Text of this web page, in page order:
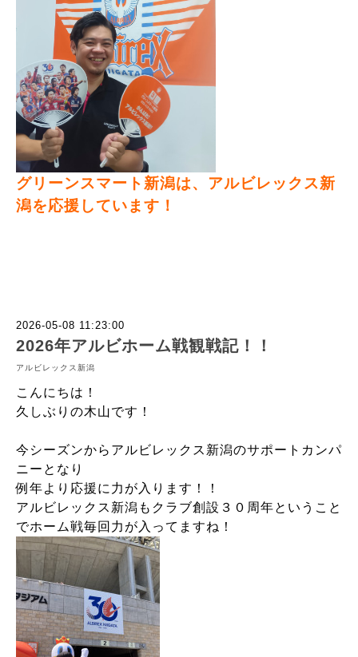
グリーンスマート新潟は、アルビレックス新
潟を応援しています！
2026-05-08 11:23:00
2026年アルビホーム戦観戦記！！
アルビレックス新潟
こんにちは！
久しぶりの木山です！
今シーズンからアルビレックス新潟のサポートカンパ
ニーとなり
例年より応援に力が入ります！！
アルビレックス新潟もクラブ創設３０周年ということ
でホーム戦毎回力が入ってますね！